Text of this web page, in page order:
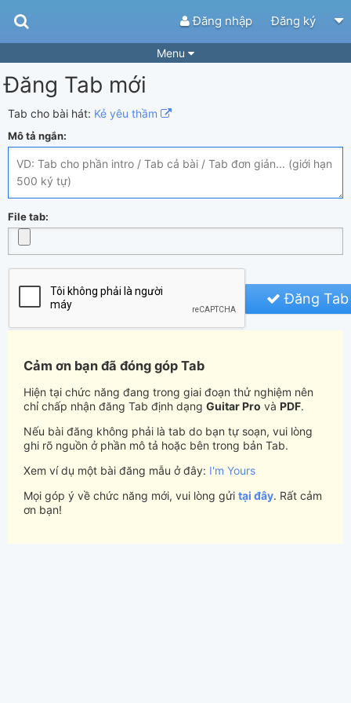
Đăng nhập Đăng ký
Menu
Bài hát
Playlist
Điệu bài hát
Tìm theo hợp âm Tải ứng dụng
Tắt quảng cáo
Đăng Tab mới
Tab cho bài hát: Kẻ yêu thầm
Mô tả ngắn:
File tab:
Đăng
Cảm ơn bạn đã đóng góp Tab
Hiện tại chức năng đang trong giai đoạn thử nghiệm nên
chỉ chấp nhận đăng Tab định dạng Guitar Pro và PDF.
Nếu bài đăng không phải là tab do bạn tự soạn, vui lòng
ghi rõ nguồn ở phần mô tả hoặc bên trong bản Tab.
Xem ví dụ một bài đăng mẫu ở đây: I'm Yours
Mọi góp ý về chức năng mới, vui lòng gửi tại đây. Rất cảm
ơn bạn!